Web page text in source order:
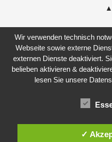
Wir verwenden technisch
Webseite sowie externe
externen Dienste deaktiviert.
belieben aktivieren &
lesen Sie unsere
✓